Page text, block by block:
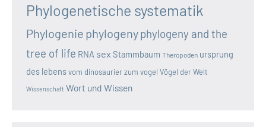
Phylogenetische systematik
Phylogenie phylogenyphylogeny and the
tree of life RNA sex Stammbaum Theropoden ursprung
des lebensvom dinosaurier zum vogel Vögel der Welt
Wissenschaft Wort und Wissen